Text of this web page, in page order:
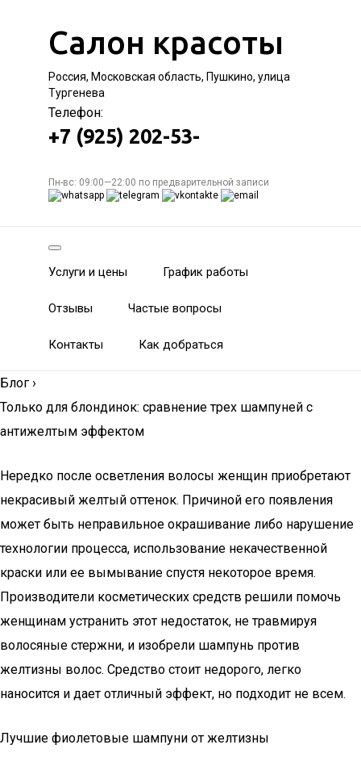
Салон красоты
Россия, Московская область, Пушкино, улица
Тургенева
Телефон:
+7 (925) 202-53-
Пн-вс: 09:00—22:00 по предварительной записи
Услуги и цены График работы
Отзывы Частые вопросы
Контакты Как добраться
Блог ›
Только для блондинок: сравнение трех шампуней с
антижелтым эффектом
Нередко после осветления волосы женщин приобретают
некрасивый желтый оттенок. Причиной его появления
может быть неправильное окрашивание либо нарушение
технологии процесса, использование некачественной
краски или ее вымывание спустя некоторое время.
Производители косметических средств решили помочь
женщинам устранить этот недостаток, не травмируя
волосяные стержни, и изобрели шампунь против
желтизны волос. Средство стоит недорого, легко
наносится и дает отличный эффект, но подходит не всем.
Лучшие фиолетовые шампуни от желтизны